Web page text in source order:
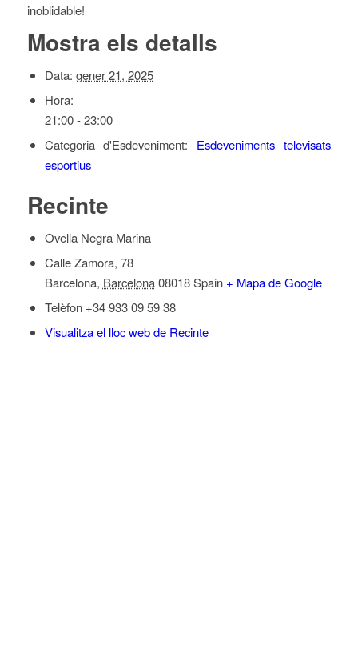
inoblidable!
Mostra els detalls
Data: gener 21, 2025
Hora:
21:00 - 23:00
Categoria d'Esdeveniment:
Esdeveniments televisats
esportius
Recinte
Ovella Negra Marina
Calle Zamora, 78
Barcelona, Barcelona 08018 Spain + Mapa de Google
Telèfon +34 933 09 59 38
Visualitza el lloc web de Recinte